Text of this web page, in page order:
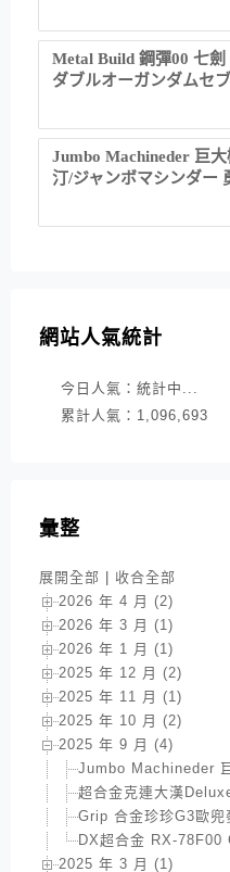
Metal Build 鋼彈00 七劍
ダブルオーガンダムセ
Jumbo Machineder 巨
汀/ジャンボマシンダー
網站人氣統計
今日人氣： 統計中...
累計人氣： 1,096,693
彙整
展開全部
收合全部
2026 年 4 月 (2)
2026 年 3 月 (1)
2026 年 1 月 (1)
2025 年 12 月 (2)
2025 年 11 月 (1)
2025 年 10 月 (2)
2025 年 9 月 (4)
Jumbo Machineder
超合金克連大漢
Grip 合金珍珍G3歐兜
DX超合金 RX-78F00
2025 年 3 月 (1)